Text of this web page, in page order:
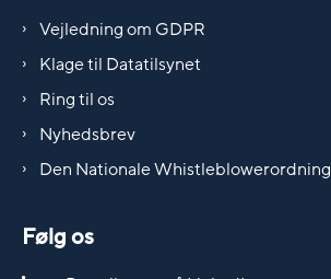
Vejledning om GDPR
Klage til Datatilsynet
Ring til os
Nyhedsbrev
Den Nationale Whistleblowerordning
Følg os